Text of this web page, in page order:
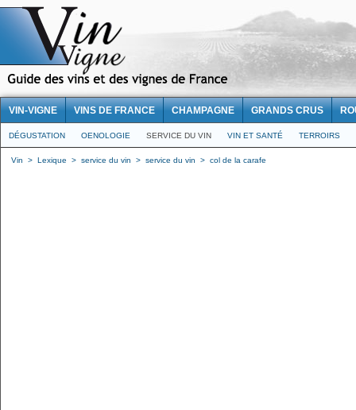
VIN-VIGNE VINS DE FRANCE CHAMPAGNE GRANDS CRUS
DÉGUSTATION OENOLOGIE SERVICE DU VIN VIN ET SANTÉ TERROIRS
Vin > Lexique > service du vin > service du vin > col de la carafe